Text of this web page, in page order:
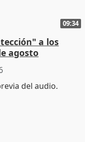
09:34
a los
agosto